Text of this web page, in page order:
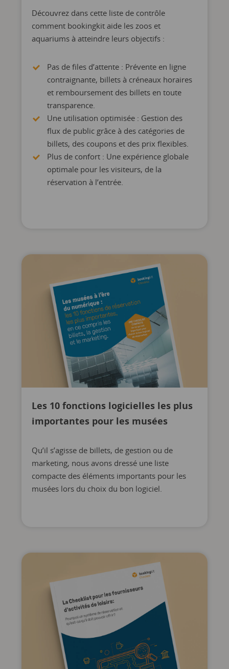
Découvrez dans cette liste de contrôle
comment bookingkit aide les zoos et
aquariums à atteindre leurs objectifs :
Pas de files d’attente : Prévente en ligne
contraignante, billets à créneaux horaires
et remboursement des billets en toute
transparence.
Une utilisation optimisée : Gestion des
flux de public grâce à des catégories de
billets, des coupons et des prix flexibles.
Plus de confort : Une expérience globale
optimale pour les visiteurs, de la
réservation à l’entrée.
Les 10 fonctions logicielles les plus
importantes pour les musées
Qu’il s’agisse de billets, de gestion ou de
marketing, nous avons dressé une liste
compacte des éléments importants pour les
musées lors du choix du bon logiciel.